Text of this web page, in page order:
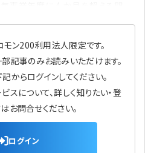
モン200利用法人限定です。
記事のみお読みいただけます。
からログインしてください。
スについて、詳しく知りたい・登
お問合せください。
ログイン